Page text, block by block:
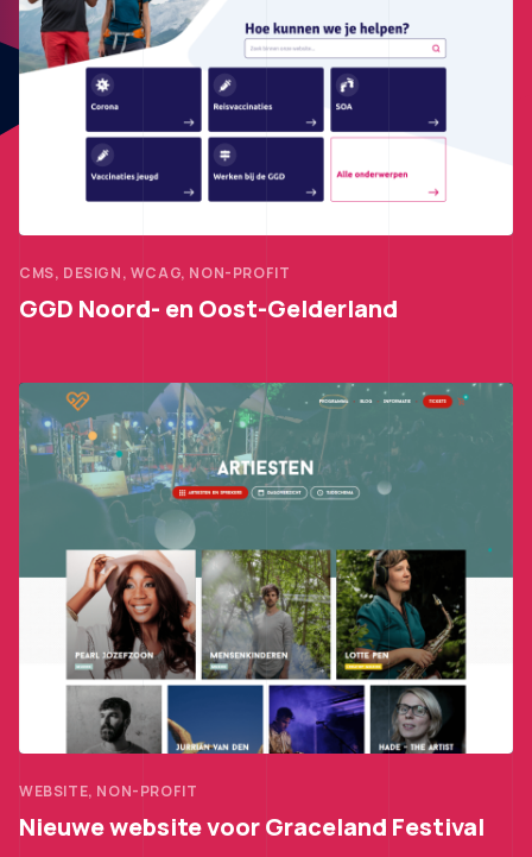
GGD Noord- en Oost-Gelderland
CMS, DESIGN, WCAG, NON-PROFIT
Nieuwe website voor Graceland Festival
WEBSITE, NON-PROFIT